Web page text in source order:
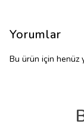
Yorumlar
Bu ürün için henüz